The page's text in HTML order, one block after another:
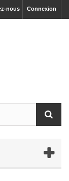
Connexion
nous